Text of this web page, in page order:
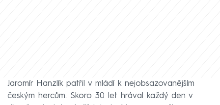
Jaromír Hanzlík patřil v mládí k nejobsazovanějším
českým hercům. Skoro 30 let hrával každý den v